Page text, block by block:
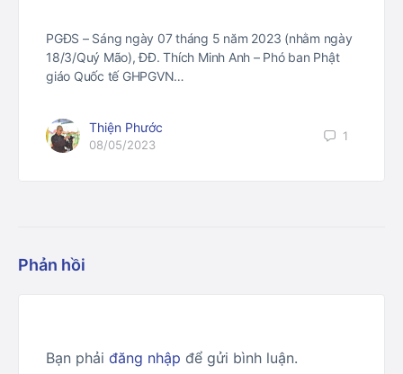
PGĐS – Sáng ngày 07 tháng 5 năm 2023 (nhằm ngày
18/3/Quý Mão), ĐĐ. Thích Minh Anh – Phó ban Phật
giáo Quốc tế GHPGVN…
Thiện Phước
08/05/2023
1
Phản hồi
Bạn phải đăng nhập để gửi bình luận.